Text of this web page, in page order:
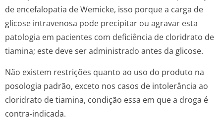
de encefalopatia de Wemicke, isso porque a carga de
glicose intravenosa pode precipitar ou agravar esta
patologia em pacientes com deficiência de cloridrato de
tiamina; este deve ser administrado antes da glicose.
Não existem restrições quanto ao uso do produto na
posologia padrão, exceto nos casos de intolerância ao
cloridrato de tiamina, condição essa em que a droga é
contra-indicada.